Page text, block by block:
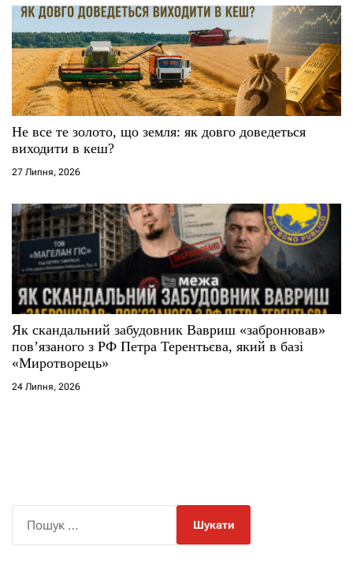
Не все те золото, що земля: як довго доведеться
виходити в кеш?
27 Липня, 2026
Як скандальний забудовник Вавриш «забронював»
повʼязаного з РФ Петра Терентьєва, який в базі
«Миротворець»
24 Липня, 2026